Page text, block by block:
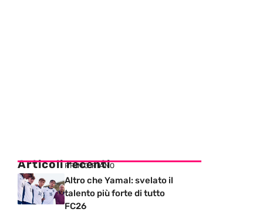
Articoli recenti
PRIMO PIANO
Altro che Yamal: svelato il
talento più forte di tutto
FC26